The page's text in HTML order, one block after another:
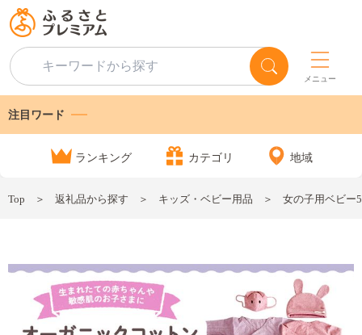
メニュー
注目ワード
ランキング カテゴリ 地域
Top 返礼品から探す キッズ・ベビー用品 女の子用ベビー